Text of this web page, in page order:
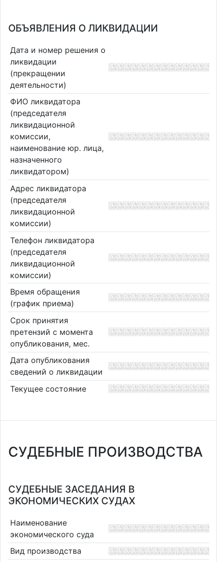
ОБЪЯВЛЕНИЯ О ЛИКВИДАЦИИ
Дата и номер решения о
ликвидации
(прекращении
деятельности)
ФИО ликвидатора
(председателя
ликвидационной
комиссии,
наименование юр. лица,
назначенного
ликвидатором)
Адрес ликвидатора
(председателя
ликвидационной
комиссии)
Телефон ликвидатора
(председателя
ликвидационной
комиссии)
Время обращения
(график приема)
Срок принятия
претензий с момента
опубликования, мес.
Дата опубликования
сведений о ликвидации
Текущее состояние
СУДЕБНЫЕ ПРОИЗВОДСТВА
СУДЕБНЫЕ ЗАСЕДАНИЯ В
ЭКОНОМИЧЕСКИХ СУДАХ
Наименование
экономического суда
Вид производства